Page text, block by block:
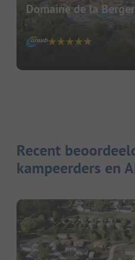
Domaine de la
Recent
kampeerders en